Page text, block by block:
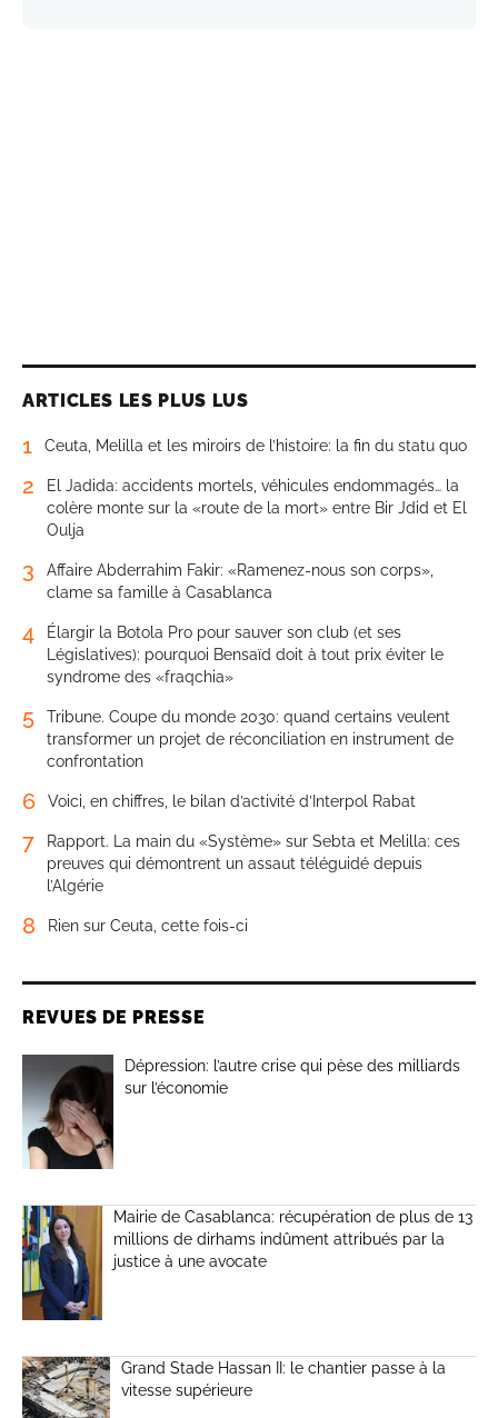
ARTICLES LES PLUS LUS
1 Ceuta, Melilla et les miroirs de l’histoire: la fin du statu quo
2
El Jadida: accidents mortels, véhicules endommagés… la
colère monte sur la «route de la mort» entre Bir Jdid et El
Oulja
3
Affaire Abderrahim Fakir: «Ramenez-nous son corps»,
clame sa famille à Casablanca
4
Élargir la Botola Pro pour sauver son club (et ses
Législatives): pourquoi Bensaïd doit à tout prix éviter le
syndrome des «fraqchia»
5
Tribune. Coupe du monde 2030: quand certains veulent
transformer un projet de réconciliation en instrument de
confrontation
6 Voici, en chiffres, le bilan d’activité d’Interpol Rabat
7
Rapport. La main du «Système» sur Sebta et Melilla: ces
preuves qui démontrent un assaut téléguidé depuis
l’Algérie
8 Rien sur Ceuta, cette fois-ci
REVUES DE PRESSE
Dépression: l’autre crise qui pèse des milliards
sur l’économie
Mairie de Casablanca: récupération de plus de 13
millions de dirhams indûment attribués par la
justice à une avocate
Grand Stade Hassan II: le chantier passe à la
vitesse supérieure